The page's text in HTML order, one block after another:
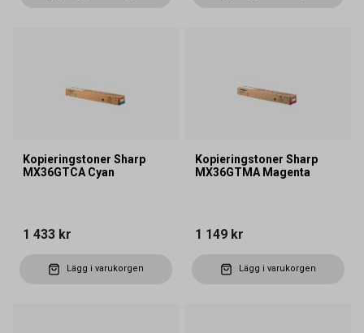
Kopieringstoner Sharp
MX36GTCA Cyan
1 433 kr
Lägg i varukorgen
Kopieringstoner Sharp
MX36GTMA Magenta
1 149 kr
Lägg i varukorgen